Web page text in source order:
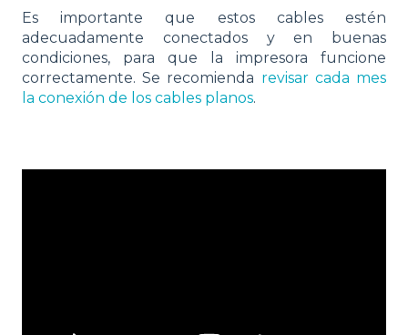
Es importante que estos cables estén
adecuadamente conectados y en buenas
condiciones, para que la impresora funcione
correctamente. Se recomienda revisar cada mes
la conexión de los cables planos.